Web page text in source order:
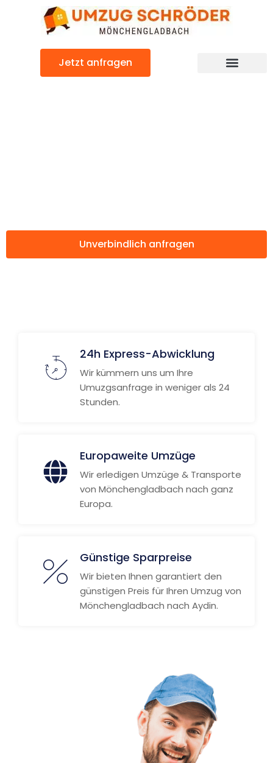
Jetzt anfragen
Unverbindlich anfragen
24h Express-Abwicklung
Wir kümmern uns um Ihre
Umuzgsanfrage in weniger als 24
Stunden.
Europaweite Umzüge
Wir erledigen Umzüge & Transporte
von Mönchengladbach nach ganz
Europa.
Günstige Sparpreise
Wir bieten Ihnen garantiert den
günstigen Preis für Ihren Umzug von
Mönchengladbach nach Aydin.